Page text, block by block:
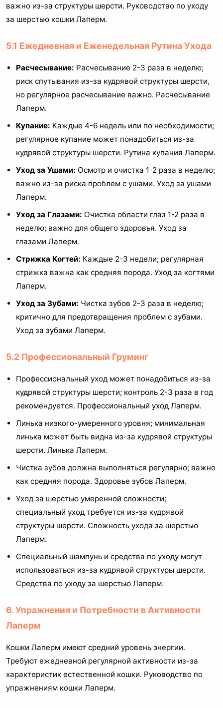
важно из-за структуры шерсти. Руководство по уходу
за шерстью кошки Лаперм.
5.1 Ежедневная и Еженедельная Рутина Ухода
Расчесывание: Расчесывание 2-3 раза в неделю;
риск спутывания из-за кудрявой структуры шерсти,
но регулярное расчесывание важно. Расчесывание
Лаперм.
Купание: Каждые 4-6 недель или по необходимости;
регулярное купание может понадобиться из-за
кудрявой структуры шерсти. Рутина купания Лаперм.
Уход за Ушами: Осмотр и очистка 1-2 раза в неделю;
важно из-за риска проблем с ушами. Уход за ушами
Лаперм.
Уход за Глазами: Очистка области глаз 1-2 раза в
неделю; важно для общего здоровья. Уход за
глазами Лаперм.
Стрижка Когтей: Каждые 2-3 недели; регулярная
стрижка важна как средняя порода. Уход за когтями
Лаперм.
Уход за Зубами: Чистка зубов 2-3 раза в неделю;
критично для предотвращения проблем с зубами.
Уход за зубами Лаперм.
5.2 Профессиональный Груминг
Профессиональный уход может понадобиться из-за
кудрявой структуры шерсти; контроль 2-3 раза в год
рекомендуется. Профессиональный уход Лаперм.
Линька низкого-умеренного уровня; минимальная
линька может быть видна из-за кудрявой структуры
шерсти. Линька Лаперм.
Чистка зубов должна выполняться регулярно; важно
как средняя порода. Здоровье зубов Лаперм.
Уход за шерстью умеренной сложности;
специальный уход требуется из-за кудрявой
структуры шерсти. Сложность ухода за шерстью
Лаперм.
Специальный шампунь и средства по уходу могут
использоваться из-за кудрявой структуры шерсти.
Средства по уходу за шерстью Лаперм.
6. Упражнения и Потребности в Активности
Лаперм
Кошки Лаперм имеют средний уровень энергии.
Требуют ежедневной регулярной активности из-за
характеристик естественной кошки. Руководство по
упражнениям кошки Лаперм.